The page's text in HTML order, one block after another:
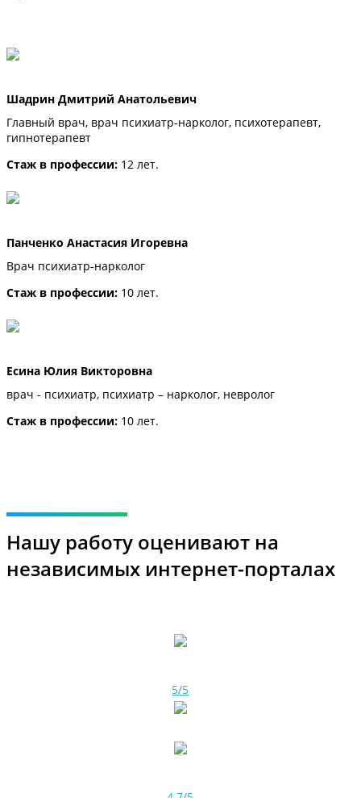
Шадрин Дмитрий Анатольевич
Главный врач, врач психиатр-нарколог, психотерапевт,
гипнотерапевт
Стаж в профессии: 12 лет.
Панченко Анастасия Игоревна
Врач психиатр-нарколог
Стаж в профессии: 10 лет.
Есина Юлия Викторовна
врач - психиатр, психиатр – нарколог, невролог
Стаж в профессии: 10 лет.
Нашу работу оценивают на
независимых интернет-порталах
5/5